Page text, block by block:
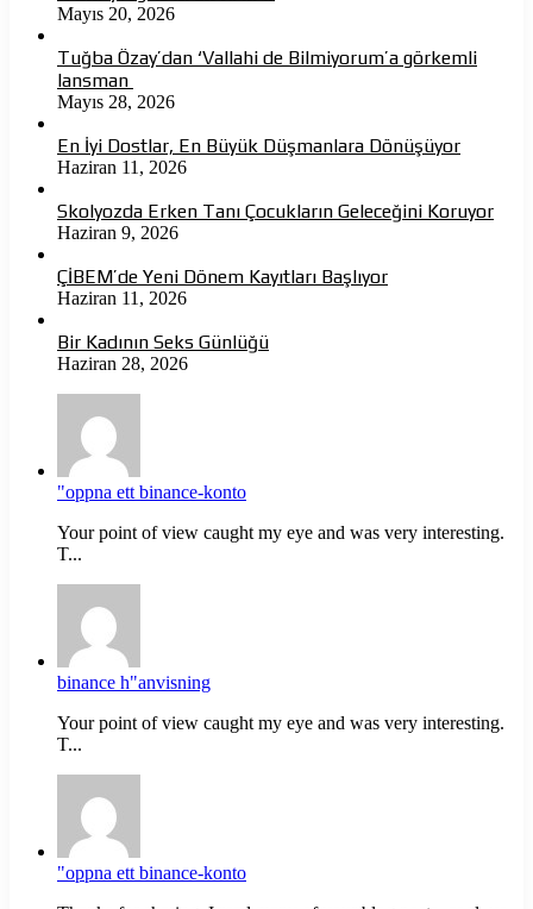
Mayıs 20, 2026
Tuğba Özay’dan ‘Vallahi de Bilmiyorum’a görkemli
lansman
Mayıs 28, 2026
En İyi Dostlar, En Büyük Düşmanlara Dönüşüyor
Haziran 11, 2026
Skolyozda Erken Tanı Çocukların Geleceğini Koruyor
Haziran 9, 2026
ÇİBEM’de Yeni Dönem Kayıtları Başlıyor
Haziran 11, 2026
Bir Kadının Seks Günlüğü
Haziran 28, 2026
"oppna ett binance-konto
Your point of view caught my eye and was very interesting.
T...
binance h"anvisning
Your point of view caught my eye and was very interesting.
T...
"oppna ett binance-konto